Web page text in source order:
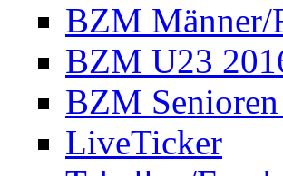
BZM Männer/
BZM U23
BZM
LiveTicker